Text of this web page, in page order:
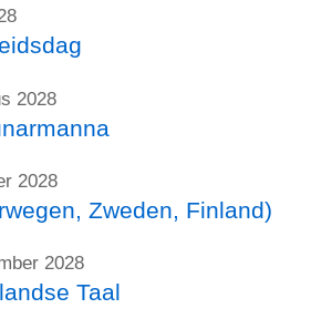
2028
2028
Zweden, Finland)
2028
Taal